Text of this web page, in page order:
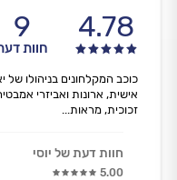
4.78
9
חוות
כוכב המקלחונים בניהולו
אישית, ארונות ואביזרי
זכוכית, מראות...
חוות דעת של יוסי
5.00